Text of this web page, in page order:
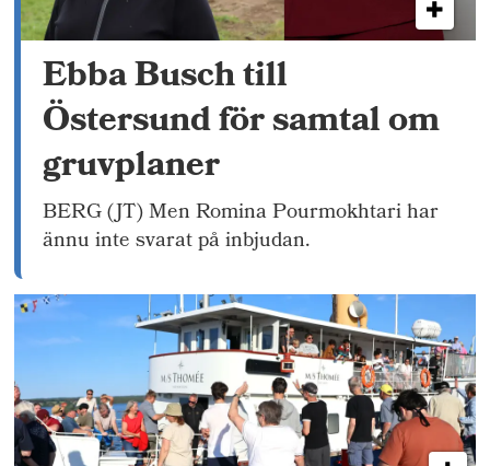
Ebba Busch till
Östersund för samtal om
gruvplaner
BERG (JT) Men Romina Pourmokhtari har
ännu inte svarat på inbjudan.